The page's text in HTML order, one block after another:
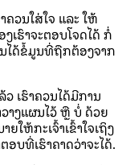
ວນໃສ່ໃຈ ແລະ ໃຫ້
ເຮົາຈະຕອບໂຈດໄດ້ ກໍ່
ໄດ້ຂໍ້ມູນທີ່ຖືກຕ້ອງຈາກ
ເຮົາຄວນໄດ້ມີການ
າງແຜນໄວ້ ຫຼື ບໍ່ ດ້ວຍ
ຫ້ກະເຈົ້າເຂົ້າໃຈເຖິງ
ບທີ່ເຮົາຄາດວ່າຈະໄດ້.